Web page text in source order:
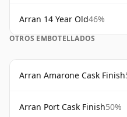
Arran 14 Year Old46%
OTROS EMBOTELLADOS
Arran Amarone Cask Finish
Arran Port Cask Finish50%